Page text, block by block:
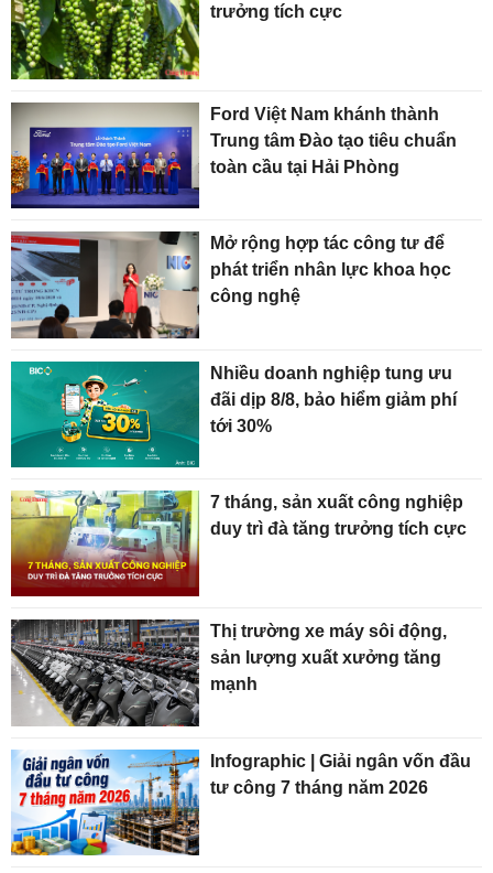
trưởng tích cực
Ford Việt Nam khánh thành
Trung tâm Đào tạo tiêu chuẩn
toàn cầu tại Hải Phòng
Mở rộng hợp tác công tư để
phát triển nhân lực khoa học
công nghệ
Nhiều doanh nghiệp tung ưu
đãi dịp 8/8, bảo hiểm giảm phí
tới 30%
7 tháng, sản xuất công nghiệp
duy trì đà tăng trưởng tích cực
Thị trường xe máy sôi động,
sản lượng xuất xưởng tăng
mạnh
Infographic | Giải ngân vốn đầu
tư công 7 tháng năm 2026